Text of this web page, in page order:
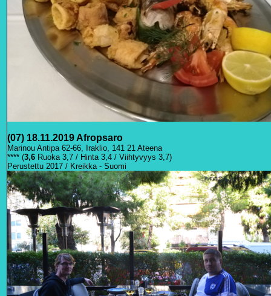
(07) 18.11.2019 Afropsaro
Marinou Antipa 62-66, Iraklio, 141 21 Ateena
**** (3,6 Ruoka 3,7 / Hinta 3,4 / Viihtyvyys 3,7)
Perustettu 2017 / Kreikka - Suomi